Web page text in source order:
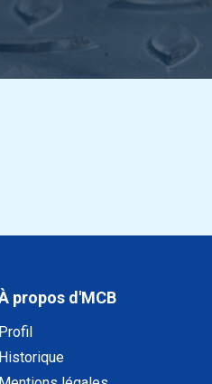
propos d'MCB
Profil
Historique